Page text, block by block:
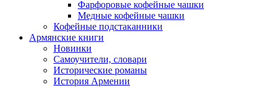
Фарфоровые кофейные чашки
Медные кофейные чашки
Кофейные подстаканники
Армянские книги
Новинки
Самоучители, словари
Исторические романы
История Армении